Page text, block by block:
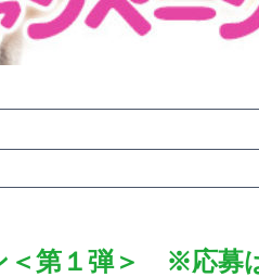
＜第１弾＞ ※応募